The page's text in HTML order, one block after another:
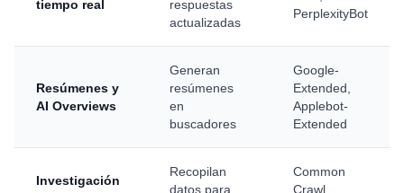
tiempo real
respuestas
actualizadas
PerplexityBot
Resúmenes y
AI Overviews
Generan
resúmenes
en
buscadores
Google-
Extended,
Applebot-
Extended
Investigación
Recopilan
datos para
Common
Crawl,